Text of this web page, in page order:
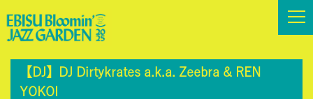
【DJ】DJ Dirtykrates a.k.a. Zeebra & REN
YOKOI